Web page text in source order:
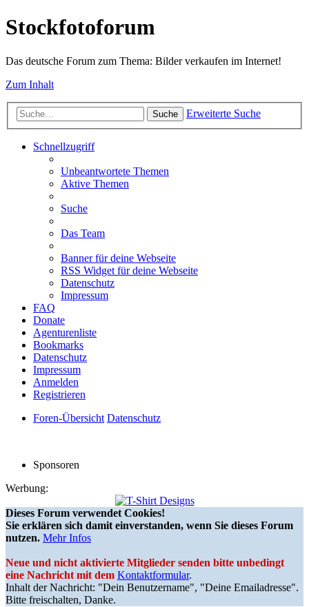
Stockfotoforum
Das deutsche Forum zum Thema: Bilder verkaufen im Internet!
Zum Inhalt
Suche Erweiterte Suche
Schnellzugriff
Unbeantwortete Themen
Aktive Themen
Suche
Das Team
Banner für deine Webseite
RSS Widget für deine Webseite
Datenschutz
Impressum
FAQ
Donate
Agenturenliste
Bookmarks
Datenschutz
Impressum
Anmelden
Registrieren
Foren-Übersicht Datenschutz
Sponsoren
Werbung:
Dieses Forum verwendet Cookies!
Sie erklären sich damit einverstanden, wenn Sie dieses Forum
nutzen. Mehr Infos
Neue und nicht aktivierte Mitglieder senden bitte unbedingt
eine Nachricht mit dem Kontaktformular.
Inhalt der Nachricht: "Dein Benutzername", "Deine Emailadresse".
Bitte freischalten, Danke.